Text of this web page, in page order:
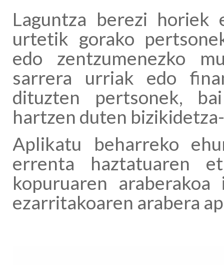
Laguntza berezi horiek
urtetik gorako
edo zentzumenezko
sarrera urriak edo
dituzten pertsonek,
hartzen duten
Aplikatu beharreko
errenta haztatuaren
kopuruaren
ezarritakoaren arabera